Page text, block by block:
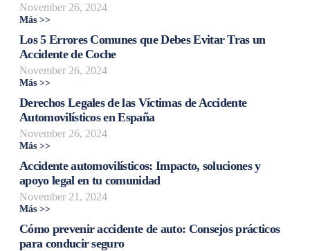
November 26, 2024
Más >>
Los 5 Errores Comunes que Debes Evitar Tras un
Accidente de Coche
November 26, 2024
Más >>
Derechos Legales de las Víctimas de Accidente
Automovilísticos en España
November 26, 2024
Más >>
Accidente automovilísticos: Impacto, soluciones y
apoyo legal en tu comunidad
November 21, 2024
Más >>
Cómo prevenir accidente de auto: Consejos prácticos
para conducir seguro